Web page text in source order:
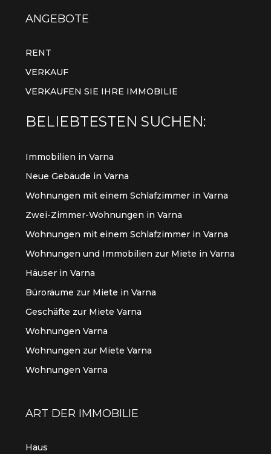
ANGEBOTE
RENT
VERKAUF
VERKAUFEN SIE IHRE IMMOBILIE
BELIEBTESTEN SUCHEN:
Immobilien in Varna
Neue Gebäude in Varna
Wohnungen mit einem Schlafzimmer in Varna
Zwei-Zimmer-Wohnungen in Varna
Wohnungen mit einem Schlafzimmer in Varna
Wohnungen und Immobilien zur Miete in Varna
Häuser in Varna
Büroräume zur Miete in Varna
Geschäfte zur Miete Varna
Wohnungen Varna
Wohnungen zur Miete Varna
Wohnungen Varna
ART DER IMMOBILIE
Haus